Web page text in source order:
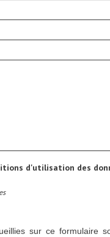
d'utilisation des
sur ce formulaire